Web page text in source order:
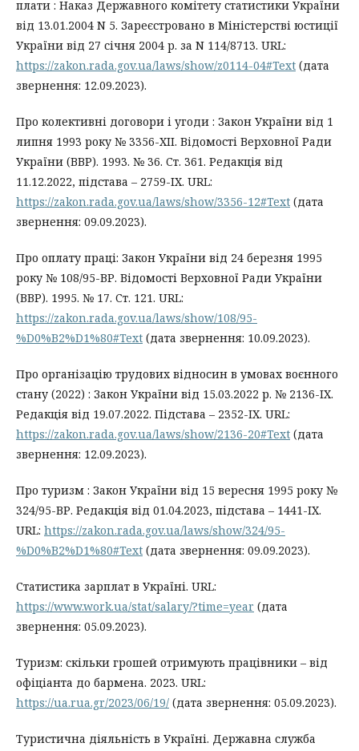
плати : Наказ Державного комітету статистики України
від 13.01.2004 N 5. Зареєстровано в Міністерстві юстиції
України від 27 січня 2004 р. за N 114/8713. URL:
https://zakon.rada.gov.ua/laws/show/z0114-04#Text (дата
звернення: 12.09.2023).
Про колективні договори і угоди : Закон України від 1
липня 1993 року № 3356-XII. Відомості Верховної Ради
України (ВВР). 1993. № 36. Cт. 361. Редакція від
11.12.2022, підстава – 2759-IX. URL:
https://zakon.rada.gov.ua/laws/show/3356-12#Text (дата
звернення: 09.09.2023).
Про оплату праці: Закон України від 24 березня 1995
року № 108/95-ВР. Відомості Верховної Ради України
(ВВР). 1995. № 17. Cт. 121. URL:
https://zakon.rada.gov.ua/laws/show/108/95-
%D0%B2%D1%80#Text (дата звернення: 10.09.2023).
Про організацію трудових відносин в умовах воєнного
стану (2022) : Закон України від 15.03.2022 р. № 2136-IX.
Редакція від 19.07.2022. Підстава – 2352-IX. URL:
https://zakon.rada.gov.ua/laws/show/2136-20#Text (дата
звернення: 12.09.2023).
Про туризм : Закон України від 15 вересня 1995 року №
324/95-ВР. Редакція від 01.04.2023, підстава – 1441-IX.
URL: https://zakon.rada.gov.ua/laws/show/324/95-
%D0%B2%D1%80#Text (дата звернення: 09.09.2023).
Статистика зарплат в Україні. URL:
https://www.work.ua/stat/salary/?time=year (дата
звернення: 05.09.2023).
Туризм: скільки грошей отримують працівники – від
офіціанта до бармена. 2023. URL:
https://ua.rua.gr/2023/06/19/ (дата звернення: 05.09.2023).
Туристична діяльність в Україні. Державна служба